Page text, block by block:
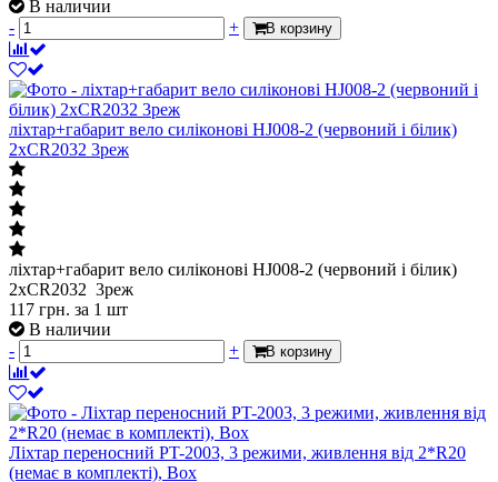
В наличии
-
+ В корзину
ліхтар+габарит вело силіконові HJ008-2 (червоний і білик)
2хCR2032 3реж
ліхтар+габарит вело силіконові HJ008-2 (червоний і білик)
2хCR2032 3реж
117 грн. за 1 шт
В наличии
-
+ В корзину
Ліхтар переносний PT-2003, 3 режими, живлення від 2*R20
(немає в комплекті), Box